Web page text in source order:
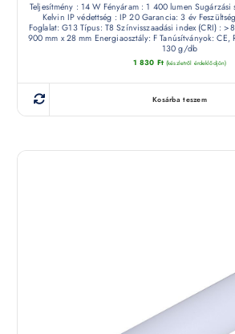
Teljesítmény : 14 W Fényáram : 1 400 lumen
Kelvin IP védettség : IP 20 Garancia: 3 év
Foglalat: G13 Típus: T8 Színvisszaadási index (CRI) :
900 mm x 28 mm Energiaosztály: F Tanúsítványok: CE,
130 g/db
1 830 Ft (készletről érdeklődjön)
Kosárba teszem